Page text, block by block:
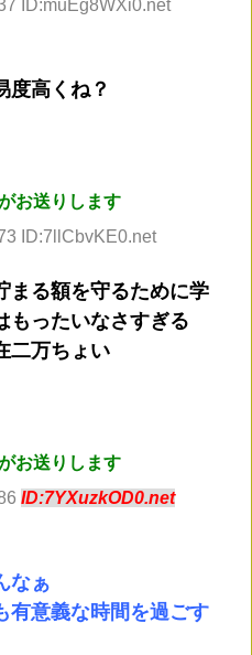
ID:muEg8WXi0.net
度高くね？
お送りします
ID:7llCbvKE0.net
まる額を守るために学
もったいなさすぎる
二万ちょい
お送りします
ID:7YXuzkOD0.net
なぁ
有意義な時間を過ごす